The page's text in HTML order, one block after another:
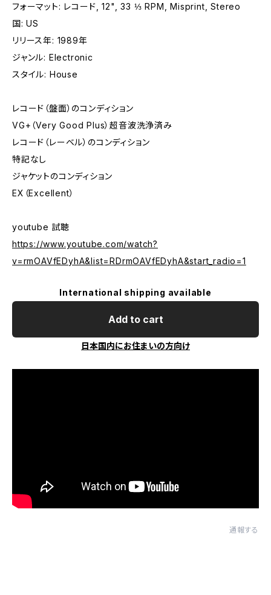
フォーマット: レコード, 12", 33 ⅓ RPM, Misprint, Stereo
国: US
リリース年: 1989年
ジャンル: Electronic
スタイル: House
レコード（盤面）のコンディション
VG+（Very Good Plus）超音波洗浄済み
レコード（レーベル）のコンディション
特記なし
ジャケットのコンディション
EX（Excellent）
youtube 試聴
https://www.youtube.com/watch?
v=rmOAVfEDyhA&list=RDrmOAVfEDyhA&start_radio=1
International shipping available
Add to cart
日本国内にお住まいの方向け
通報する